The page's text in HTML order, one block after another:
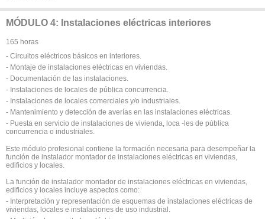
MÓDULO 4: Instalaciones eléctricas interiores
165 horas
- Circuitos eléctricos básicos en interiores.
- Montaje de instalaciones eléctricas en viviendas.
- Documentación de las instalaciones.
- Instalaciones de locales de pública concurrencia.
- Instalaciones de locales comerciales y/o industriales.
- Mantenimiento y detección de averías en las instalaciones eléctricas.
- Puesta en servicio de instalaciones de vivienda, loca -les de pública
concurrencia o industriales.
Este módulo profesional contiene la formación necesaria para desempeñar la
función de instalador montador de instalaciones eléctricas en viviendas,
edificios y locales.
La función de instalador montador de instalaciones eléctricas en viviendas,
edificios y locales incluye aspectos como:
- Interpretación y representación de esquemas de instalaciones eléctricas de
viviendas, locales e instalaciones de uso industrial.